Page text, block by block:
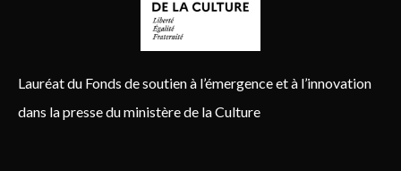
Lauréat du Fonds de soutien à l’émergence et à l’innovation
dans la presse du ministère de la Culture